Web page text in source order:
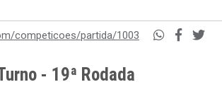
competicoes/partida/1003
- 19ª Rodada